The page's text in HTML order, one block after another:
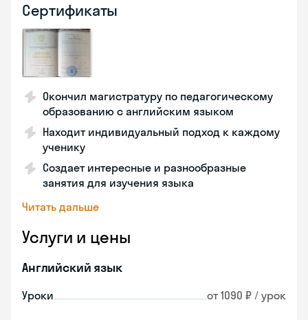
Сертификаты
Окончил магистратуру по педагогическому
образованию с английским языком
Находит индивидуальный подход к каждому
ученику
Создает интересные и разнообразные
занятия для изучения языка
Читать дальше
Услуги и цены
Английский язык
Уроки от 1090 ₽ / урок